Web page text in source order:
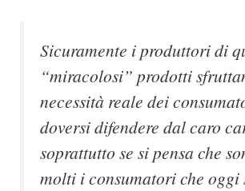
Sicuramente i produttori di
“miracolosi” prodotti
necessità reale dei
doversi difendere dal caro
soprattutto se si pensa che
molti i consumatori che oggi